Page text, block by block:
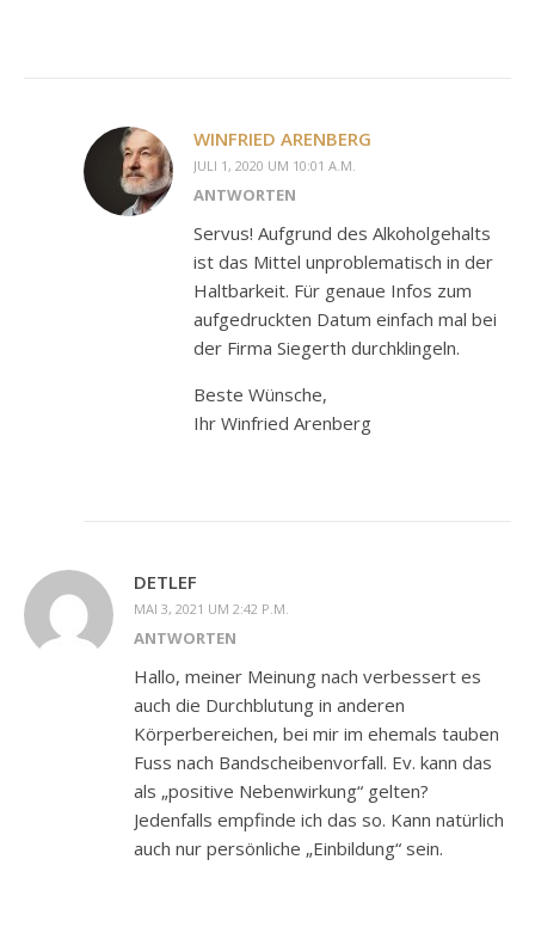
WINFRIED ARENBERG
JULI 1, 2020 UM 10:01 A.M.
ANTWORTEN
Servus! Aufgrund des Alkoholgehalts
ist das Mittel unproblematisch in der
Haltbarkeit. Für genaue Infos zum
aufgedruckten Datum einfach mal bei
der Firma Siegerth durchklingeln.
Beste Wünsche,
Ihr Winfried Arenberg
DETLEF
MAI 3, 2021 UM 2:42 P.M.
ANTWORTEN
Hallo, meiner Meinung nach verbessert es
auch die Durchblutung in anderen
Körperbereichen, bei mir im ehemals tauben
Fuss nach Bandscheibenvorfall. Ev. kann das
als „positive Nebenwirkung“ gelten?
Jedenfalls empfinde ich das so. Kann natürlich
auch nur persönliche „Einbildung“ sein.